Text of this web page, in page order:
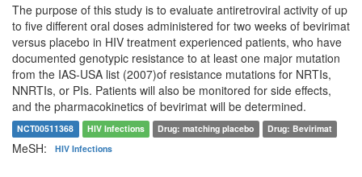
The purpose of this study is to evaluate antiretroviral activity of up
to five different oral doses administered for two weeks of bevirimat
versus placebo in HIV treatment experienced patients, who have
documented genotypic resistance to at least one major mutation
from the IAS-USA list (2007)of resistance mutations for NRTIs,
NNRTIs, or PIs. Patients will also be monitored for side effects,
and the pharmacokinetics of bevirimat will be determined.
NCT00511368 HIV Infections Drug: matching placebo Drug: Bevirimat
MeSH: HIV Infections